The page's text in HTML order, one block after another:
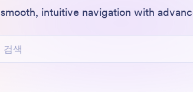
intuitive navigation with